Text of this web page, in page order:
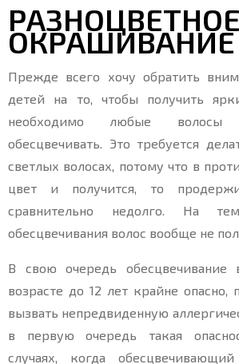
РАЗНОЦВЕТНОЕ
ОКРАШИВАНИЕ
Прежде всего хочу обратить
детей на то, чтобы получить
необходимо любые волосы
обесцвечивать. Это требуется
светлых волосах, потому что в
цвет и получится, то
сравнительно недолго. На
обесцвечивания волос вообще не
В свою очередь
возрасте до 12 лет крайне опасно,
вызвать непредвиденную
в первую очередь такая
случаях, когда